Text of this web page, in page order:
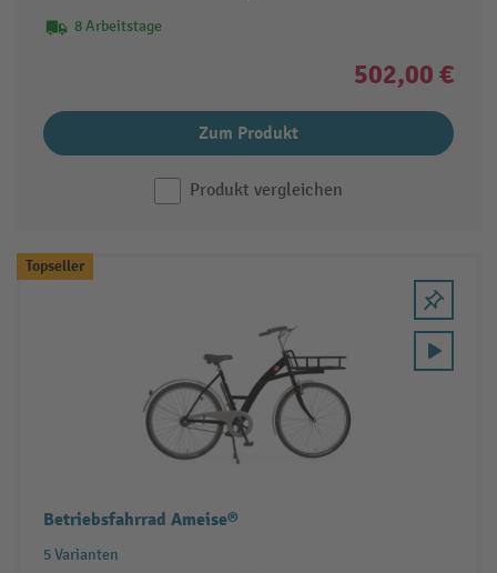
8 Arbeitstage
502,00 €
Zum Produkt
Produkt vergleichen
Topseller
Betriebsfahrrad Ameise®
5 Varianten